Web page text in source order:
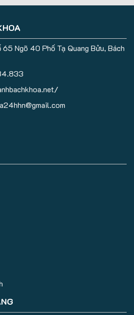
Ngõ 40 Phố Tạ Quang Bửu, Bách